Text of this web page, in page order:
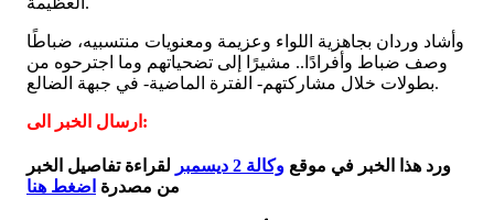
وأشاد وردان بجاهزية اللواء وعزيمة ومعنويات منتسبيه، ضباطًا
وصف ضباط وأفرادًا.. مشيرًا إلى تضحياتهم وما اجترحوه من
بطولات خلال مشاركتهم- الفترة الماضية- في جبهة الضالع.
ارسال الخبر الى:
ورد هذا الخبر في موقع وكالة 2 ديسمبر
لقراءة تفاصيل الخبر
من مصدرة اضغط هنا